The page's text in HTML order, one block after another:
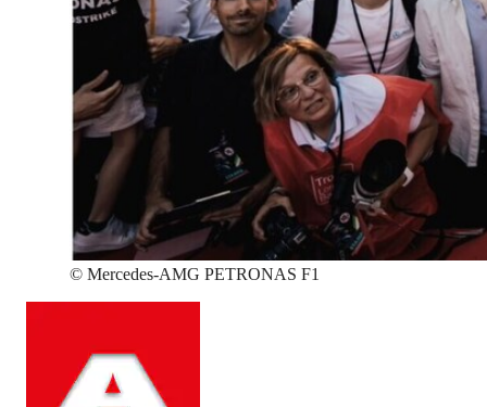
© Mercedes-AMG PETRONAS F1